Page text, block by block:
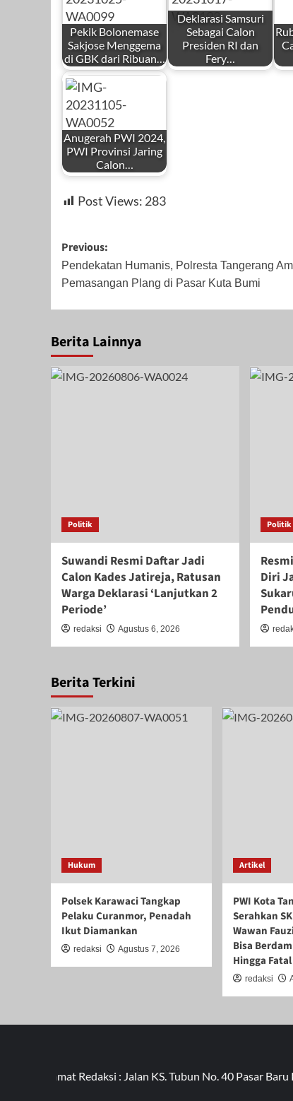
Pekik Bolonemase
Sakjose Menggema
di GBK dari Ribuan…
by
Redaksi
Oktober 25, 2023
Deklarasi Samsuri
Sebagai Calon
Presiden RI dan
Fery…
by
by
Anugerah PWI 2024,
PWI Provinsi Jaring
Calon…
by
Redaksi
Post Views: 283
Post
navigation
Previous:
Pendekatan Humanis, Polresta Tangerang
Pemasangan Plang di Pasar Kuta Bumi
Berita Lainnya
Politik
Suwandi Resmi Daftar Jadi
Calon Kades Jatireja, Ratusan
Warga Deklarasi ‘Lanjutkan 2
Periode’
redaksi Agustus 6, 2026
Politik
Diri
Berita Terkini
Hukum
Polsek Karawaci Tangkap
Pelaku Curanmor, Penadah
Ikut Diamankan
redaksi Agustus 7, 2026
Artikel
PWI Kota
Serahkan
Wawan
Bisa
Hingga Fatal
redaksi
Alamat Redaksi : Jalan KS. Tubun No. 40 Pasar Baru